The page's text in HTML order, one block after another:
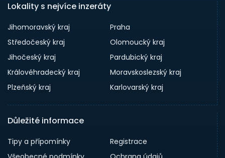
Lokality s nejvíce inzeráty
Jihomoravský kraj
Praha
Středočeský kraj
Olomoucký kraj
Jihočeský kraj
Pardubický kraj
Královéhradecký kraj
Moravskoslezský kraj
Plzeňský kraj
Karlovarský kraj
Důležité informace
Tipy a přípomínky
Registrace